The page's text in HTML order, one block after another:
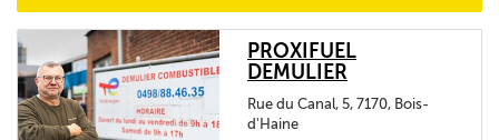
PROXIFUEL
DEMULIER
Rue du Canal, 5, 7170, Bois-
d'Haine